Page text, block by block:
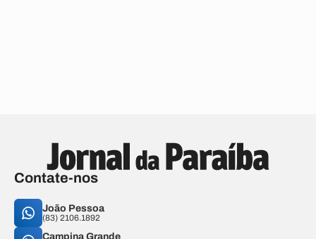
Contate-nos
João Pessoa
(83) 2106.1892
Campina Grande